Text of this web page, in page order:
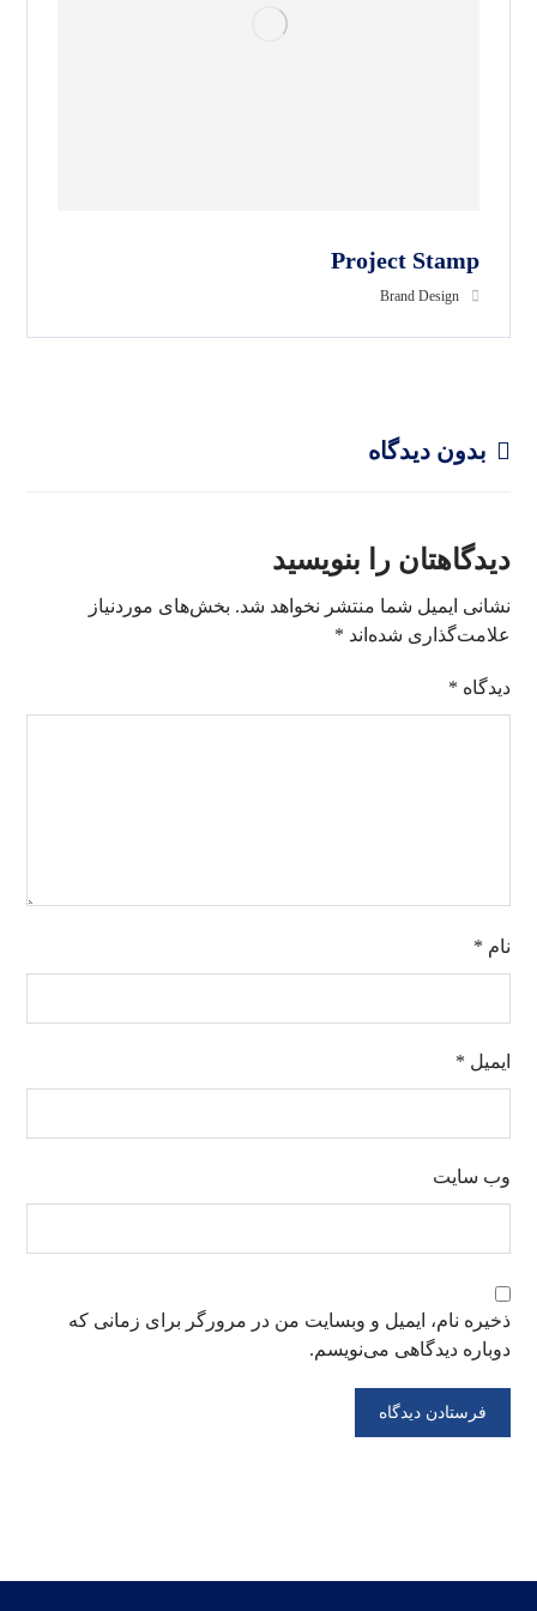
Project Stamp
Brand Design
بدون دیدگاه
دیدگاهتان را بنویسید
نشانی ایمیل شما منتشر نخواهد شد. بخش‌های موردنیاز
علامت‌گذاری شده‌اند *
دیدگاه *
نام *
ایمیل *
وب‌ سایت
ذخیره نام، ایمیل و وبسایت من در مرورگر برای زمانی که
دوباره دیدگاهی می‌نویسم.